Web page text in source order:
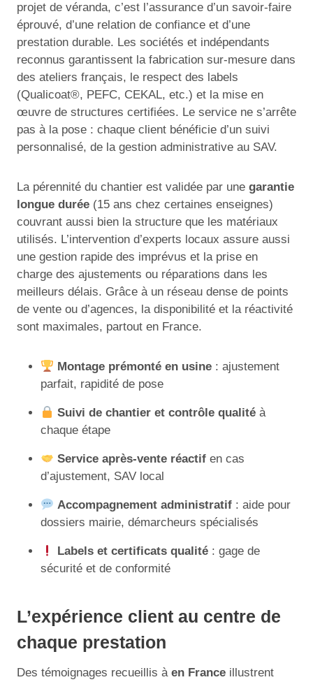
projet de véranda, c’est l’assurance d’un savoir-faire
éprouvé, d’une relation de confiance et d’une
prestation durable. Les sociétés et indépendants
reconnus garantissent la fabrication sur-mesure dans
des ateliers français, le respect des labels
(Qualicoat®, PEFC, CEKAL, etc.) et la mise en
œuvre de structures certifiées. Le service ne s’arrête
pas à la pose : chaque client bénéficie d’un suivi
personnalisé, de la gestion administrative au SAV.
La pérennité du chantier est validée par une garantie
longue durée (15 ans chez certaines enseignes)
couvrant aussi bien la structure que les matériaux
utilisés. L’intervention d’experts locaux assure aussi
une gestion rapide des imprévus et la prise en
charge des ajustements ou réparations dans les
meilleurs délais. Grâce à un réseau dense de points
de vente ou d’agences, la disponibilité et la réactivité
sont maximales, partout en France.
Montage prémonté en usine : ajustement
parfait, rapidité de pose
Suivi de chantier et contrôle qualité à
chaque étape
Service après-vente réactif en cas
d’ajustement, SAV local
Accompagnement administratif : aide pour
dossiers mairie, démarcheurs spécialisés
Labels et certificats qualité : gage de
sécurité et de conformité
L’expérience client au centre de
chaque prestation
Des témoignages recueillis à en France illustrent